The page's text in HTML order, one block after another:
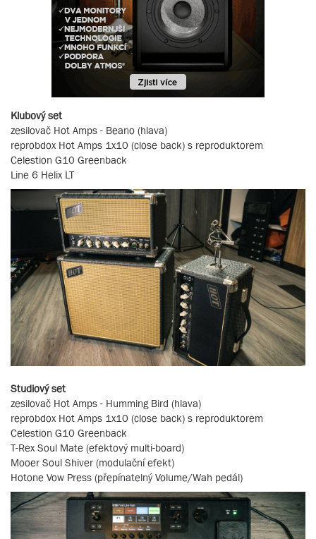
Klubový set
zesilovač Hot Amps - Beano (hlava)
reprobdox Hot Amps 1x10 (close back) s reproduktorem
Celestion G10 Greenback
Line 6 Helix LT
Studiový set
zesilovač Hot Amps - Humming Bird (hlava)
reprobdox Hot Amps 1x10 (close back) s reproduktorem
Celestion G10 Greenback
T-Rex Soul Mate (efektový multi-board)
Mooer Soul Shiver (modulační efekt)
Hotone Vow Press (přepínatelný Volume/Wah pedál)